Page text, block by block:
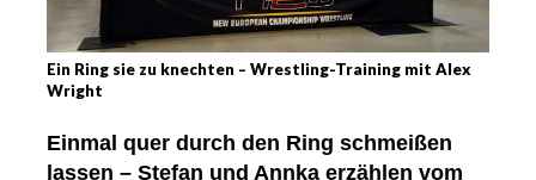
Ein Ring sie zu knechten – Wrestling-Training mit Alex
Wright
Einmal quer durch den Ring schmeißen
lassen – Stefan und Annka erzählen vom